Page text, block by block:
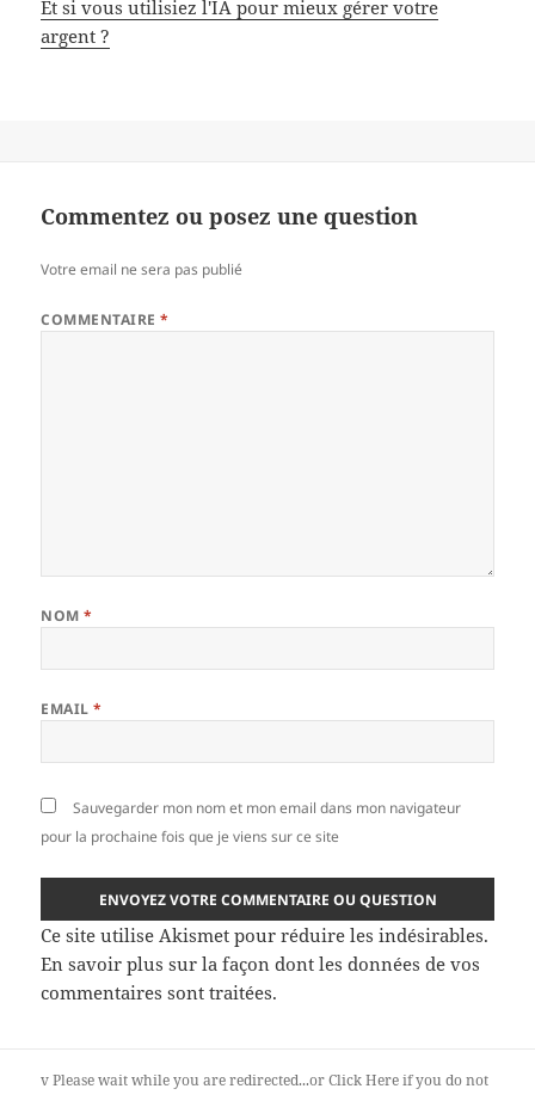
Et si vous utilisiez l'IA pour mieux gérer votre
argent ?
Commentez ou posez une question
Votre email ne sera pas publié
COMMENTAIRE*
NOM*
EMAIL*
Sauvegarder mon nom et mon email dans mon navigateur
pour la prochaine fois que je viens sur ce site
Ce site utilise Akismet pour réduire les indésirables.
En savoir plus sur la façon dont les données de vos
commentaires sont traitées.
vPlease wait while you are redirected...orClick Hereif you do not